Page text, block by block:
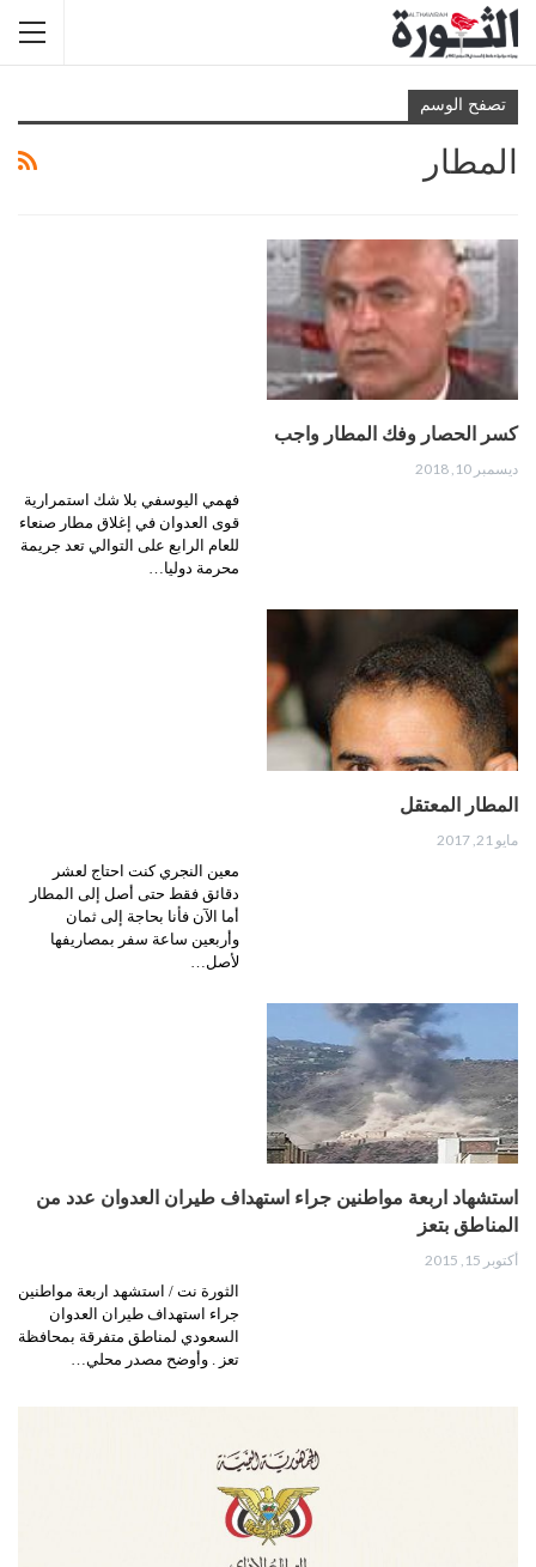
تصفح الوسم
المطار
كسر الحصار وفك المطار واجب
ديسمبر 10, 2018
فهمي اليوسفي بلا شك استمرارية
قوى العدوان في إغلاق مطار صنعاء
للعام الرابع على التوالي تعد جريمة
محرمة دوليا…
المطار المعتقل
مايو 21, 2017
معين النجري كنت احتاج لعشر
دقائق فقط حتى أصل إلى المطار
أما الآن فأنا بحاجة إلى ثمان
وأربعين ساعة سفر بمصاريفها
لأصل…
استشهاد اربعة مواطنين جراء استهداف طيران العدوان عدد من
المناطق بتعز
أكتوبر 15, 2015
الثورة نت / استشهد اربعة مواطنين
جراء استهداف طيران العدوان
السعودي لمناطق متفرقة بمحافظة
تعز . وأوضح مصدر محلي…